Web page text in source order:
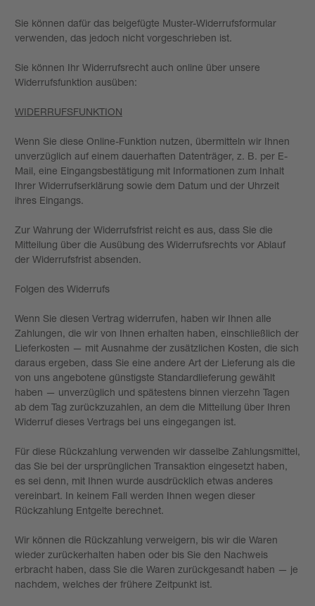
Sie können dafür das beigefügte Muster-Widerrufsformular
verwenden, das jedoch nicht vorgeschrieben ist.
Sie können Ihr Widerrufsrecht auch online über unsere
Widerrufsfunktion ausüben:
WIDERRUFSFUNKTION
Wenn Sie diese Online-Funktion nutzen, übermitteln wir Ihnen
unverzüglich auf einem dauerhaften Datenträger, z. B. per E-
Mail, eine Eingangsbestätigung mit Informationen zum Inhalt
Ihrer Widerrufserklärung sowie dem Datum und der Uhrzeit
ihres Eingangs.
Zur Wahrung der Widerrufsfrist reicht es aus, dass Sie die
Mitteilung über die Ausübung des Widerrufsrechts vor Ablauf
der Widerrufsfrist absenden.
Folgen des Widerrufs
Wenn Sie diesen Vertrag widerrufen, haben wir Ihnen alle
Zahlungen, die wir von Ihnen erhalten haben, einschließlich der
Lieferkosten — mit Ausnahme der zusätzlichen Kosten, die sich
daraus ergeben, dass Sie eine andere Art der Lieferung als die
von uns angebotene günstigste Standardlieferung gewählt
haben — unverzüglich und spätestens binnen vierzehn Tagen
ab dem Tag zurückzuzahlen, an dem die Mitteilung über Ihren
Widerruf dieses Vertrags bei uns eingegangen ist.
Für diese Rückzahlung verwenden wir dasselbe Zahlungsmittel,
das Sie bei der ursprünglichen Transaktion eingesetzt haben,
es sei denn, mit Ihnen wurde ausdrücklich etwas anderes
vereinbart. In keinem Fall werden Ihnen wegen dieser
Rückzahlung Entgelte berechnet.
Wir können die Rückzahlung verweigern, bis wir die Waren
wieder zurückerhalten haben oder bis Sie den Nachweis
erbracht haben, dass Sie die Waren zurückgesandt haben — je
nachdem, welches der frühere Zeitpunkt ist.